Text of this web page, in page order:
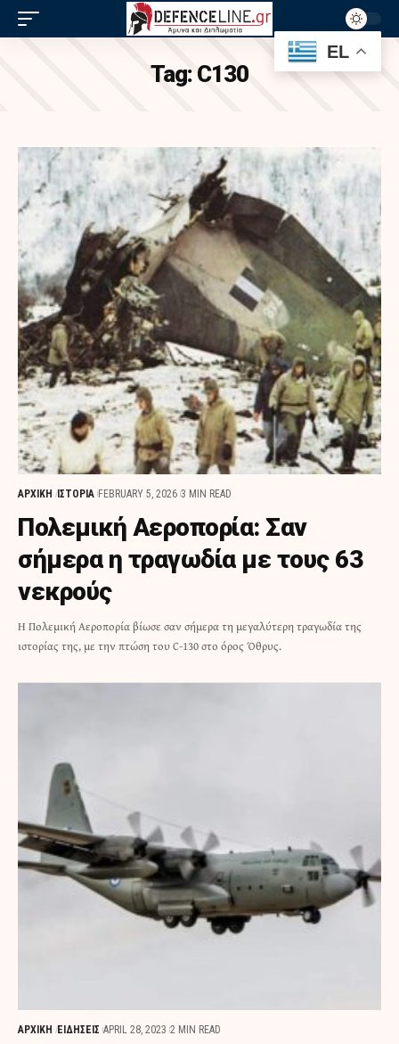
Tag: C130
ΑΡΧΙΚΗ ΙΣΤΟΡΙΑ FEBRUARY 5, 2026 3 MIN READ
Πολεμική Αεροπορία: Σαν
σήμερα η τραγωδία με τους 63
νεκρούς
Η Πολεμική Αεροπορία βίωσε σαν σήμερα τη μεγαλύτερη τραγωδία της
ιστορίας της, με την πτώση του C-130 στο όρος Όθρυς.
ΑΡΧΙΚΗ ΕΙΔΗΣΕΙΣ APRIL 28, 2023 2 MIN READ
EL